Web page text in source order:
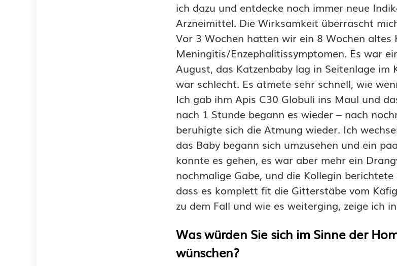
ich dazu und entdecke noch immer neue
Arzneimittel. Die Wirksamkeit überrascht
Vor 3 Wochen hatten wir ein 8 Wochen altes
Meningitis/Enzephalitissymptomen. Es war
August, das Katzenbaby lag in Seitenlage im
war schlecht. Es atmete sehr schnell, wie
Ich gab ihm Apis C30 Globuli ins Maul und
nach 1 Stunde begann es wieder – nach
beruhigte sich die Atmung wieder. Ich
das Baby begann sich umzusehen und ein
konnte es gehen, es war aber mehr ein
nochmalige Gabe, und die Kollegin
dass es komplett fit die Gitterstäbe vom
zu dem Fall und wie es weiterging, zeige ich
Was würden Sie sich im Sinne der
wünschen?